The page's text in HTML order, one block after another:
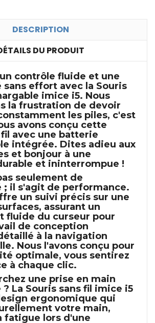
DESCRIPTION
DU PRODUIT
contrôle fluide et une
effort avec la Souris
imice i5. Nous
la frustration de devoir
les piles, c'est
avons conçu cette
avec une batterie
intégrée. Dites adieu aux
et bonjour à une
et ininterrompue !
seulement de
il s'agit de performance.
un suivi précis sur une
assurant un
fluide du curseur pour
de conception
à la navigation
Nous l'avons conçu pour
optimale, vous sentirez
à chaque clic.
une prise en main
La Souris sans fil imice i5
ergonomique qui
votre main,
fatigue lors d'une